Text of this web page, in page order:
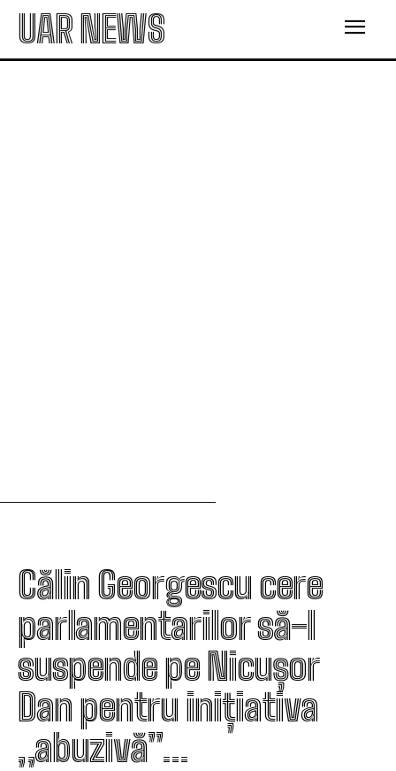
UAR NEWS
Călin Georgescu cere
parlamentarilor să-l
suspende pe Nicușor
Dan pentru inițiativa
„abuzivă”…